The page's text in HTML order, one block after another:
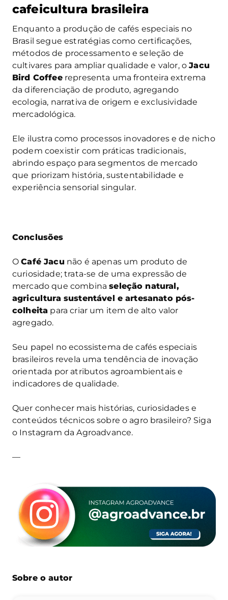
cafeicultura brasileira
Enquanto a produção de cafés especiais no
Brasil segue estratégias como certificações,
métodos de processamento e seleção de
cultivares para ampliar qualidade e valor, oJacu
Bird Coffeerepresenta uma fronteira extrema
da diferenciação de produto, agregando
ecologia, narrativa de origem e exclusividade
mercadológica.
Ele ilustra como processos inovadores e de nicho
podem coexistir com práticas tradicionais,
abrindo espaço para segmentos de mercado
que priorizam história, sustentabilidade e
experiência sensorial singular.
Conclusões
OCafé Jacu não é apenas um produto de
curiosidade; trata-se de uma expressão de
mercado que combinaseleção natural,
agricultura sustentável e artesanato pós-
colheita para criar um item de alto valor
agregado.
Seu papel no ecossistema de cafés especiais
brasileiros revela uma tendência de inovação
orientada por atributos agroambientais e
indicadores de qualidade.
Quer conhecer mais histórias, curiosidades e
conteúdos técnicos sobre o agro brasileiro? Siga
o Instagram da Agroadvance.
—
Sobre o autor